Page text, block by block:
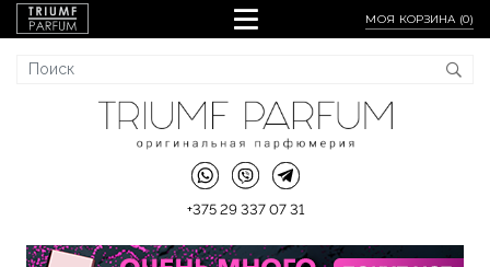
МОЯ КОРЗИНА (0)
+375 29 337 07 31